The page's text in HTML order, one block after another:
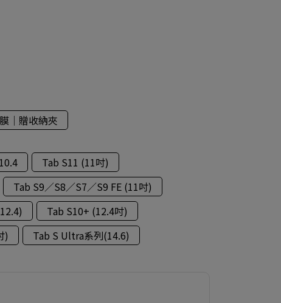
膜│贈收納夾
Tab S11 (11吋)
Tab S9／S8／S7／S9 FE (11吋)
Tab S10+ (12.4吋)
)
Tab S Ultra系列(14.6)